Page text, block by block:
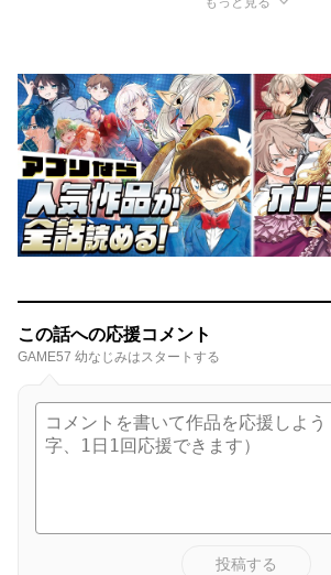
この話への応援コメント
GAME57 幼なじみはスタートする
投稿する